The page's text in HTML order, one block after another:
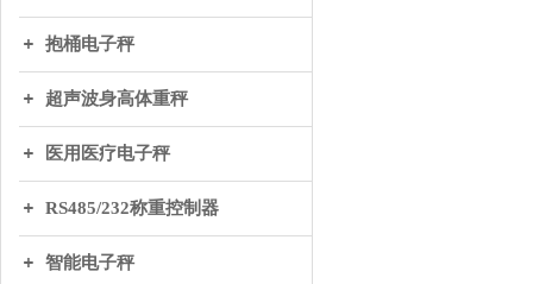
抱桶电子秤
超声波身高体重秤
医用医疗电子秤
RS485/232称重控制器
智能电子秤